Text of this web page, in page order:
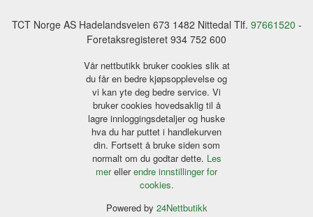
TCT Norge AS Hadelandsveien 673 1482 Nittedal Tlf. 97661520 -
Foretaksregisteret 934 752 600
Vår nettbutikk bruker cookies slik at
du får en bedre kjøpsopplevelse og
vi kan yte deg bedre service. Vi
bruker cookies hovedsaklig til å
lagre innloggingsdetaljer og huske
hva du har puttet i handlekurven
din. Fortsett å bruke siden som
normalt om du godtar dette. Les
merellerendre innstillinger for
cookies.
Powered by 24Nettbutikk